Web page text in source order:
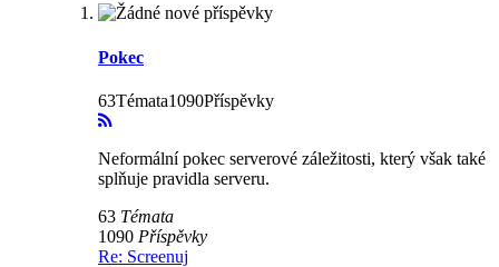
Pokec
63Témata1090Příspěvky
Neformální pokec serverové záležitosti, který však také
splňuje pravidla serveru.
63 Témata
1090 Příspěvky
Re: Screenuj